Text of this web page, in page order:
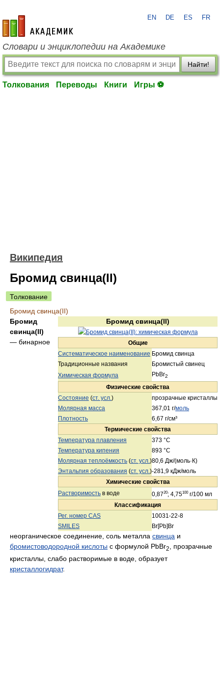
academic.ru
EN DE ES FR
Словари и энциклопедии на Академике
Найти!
Толкования Переводы Книги Игры ⚽
Википедия
Бромид свинца(II)
Толкование
Бромид свинца(II)
Бромид свинца(II)
Общие
Систематическое наименование Бромид свинца
Традиционные названия
Бромистый свинец
Химическая формула
PbBr2
Физические свойства
Состояние (ст. усл. )
прозрачные кристаллы
Молярная масса
367,01 г/моль
Плотность
6,67 г/см³
Термические свойства
Температура плавления
373 °C
Температура кипения
893 °C
Молярная теплоёмкость (ст. усл. )80,6 Дж/(моль·К)
Энтальпия образования (ст. усл. )-281,9 кДж/моль
Химические свойства
Растворимость в воде 0,8720; 4,75100г/100 мл
Классификация
Рег. номер CAS
10031-22-8
SMILES
Br[Pb]Br
Бромид
свинца(II)
— бинарное
неорганическое соединение, соль металла свинца и
бромистоводородной кислоты с формулой PbBr2
, прозрачные
кристаллы, слабо растворимые в воде, образует
кристаллогидрат.